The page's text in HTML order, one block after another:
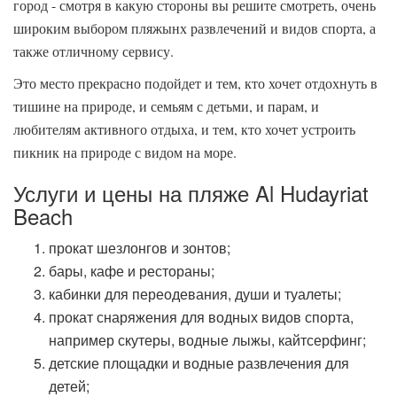
город - смотря в какую стороны вы решите смотреть, очень
широким выбором пляжынх развлечений и видов спорта, а
также отличному сервису.
Это место прекрасно подойдет и тем, кто хочет отдохнуть в
тишине на природе, и семьям с детьми, и парам, и
любителям активного отдыха, и тем, кто хочет устроить
пикник на природе с видом на море.
Услуги и цены на пляже Al Hudayriat
Beach
прокат шезлонгов и зонтов;
бары, кафе и рестораны;
кабинки для переодевания, души и туалеты;
прокат снаряжения для водных видов спорта,
например скутеры, водные лыжы, кайтсерфинг;
детские площадки и водные развлечения для
детей;